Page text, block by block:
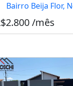
Bairro Beija Flor, Nova
/mês